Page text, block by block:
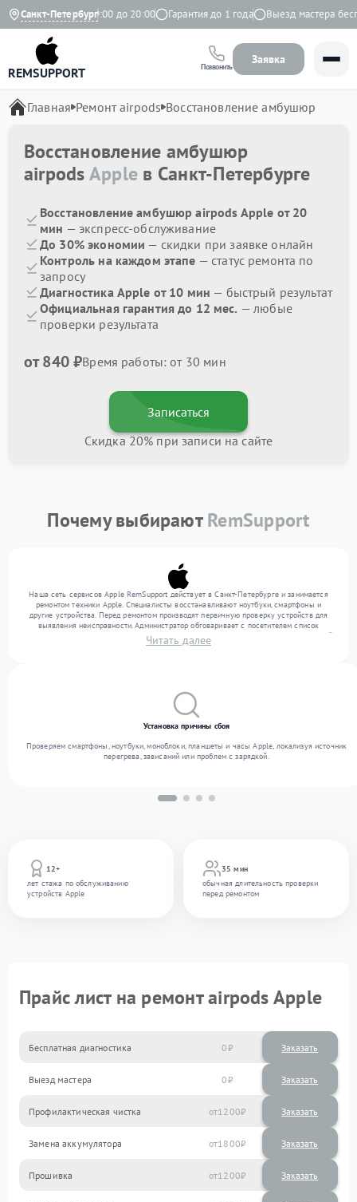
Санкт-Петербург
Ежедневно с 9:00 до 20:00 Гарантия до 1 года Выезд мастера
REMSUPPORT Позвонить
Заявка
Главная Ремонт airpods Восстановление амбушюр
Восстановление амбушюр
airpodsApple в Санкт-Петербурге
Восстановление амбушюр airpods Apple от 20
мин — экспресс-обслуживание
До 30% экономии — скидки при заявке онлайн
Контроль на каждом этапе — статус ремонта по
запросу
Диагностика Apple от 10 мин — быстрый результат
Официальная гарантия до 12 мес. — любые
проверки результата
от 840 ₽Время работы: от 30 мин
Записаться
Скидка 20% при записи на сайте
Почему выбираютRemSupport
Наша сеть сервисов Apple RemSupport действует в Санкт-Петербурге и занимается
ремонтом техники Apple. Специалисты восстанавливают ноутбуки, смартфоны и
другие устройства. Перед ремонтом производят первичную проверку устройств для
выявления неисправности. Администратор обговаривает с посетителем список
нужных услуг и цену. Только потом техники осуществляют восстановление с заменой
запчастей по необходимости. По окончании работ их качество подтверждается
Читать далее
12+
лет стажа по обслуживанию
устройств Apple
35 мин
обычная длительность проверки
перед ремонтом
Установка причины сбоя
Проверяем смартфоны, ноутбуки, моноблоки, планшеты и часы Apple, локализуя источник
перегрева, зависаний или проблем с зарядкой.
Прайс лист на ремонт airpods Apple
Бесплатная диагностика 0 Заказать
Выезд мастера 0 Заказать
Профилактическая чистка 1200
Замена аккумулятора 1800
Прошивка 1200